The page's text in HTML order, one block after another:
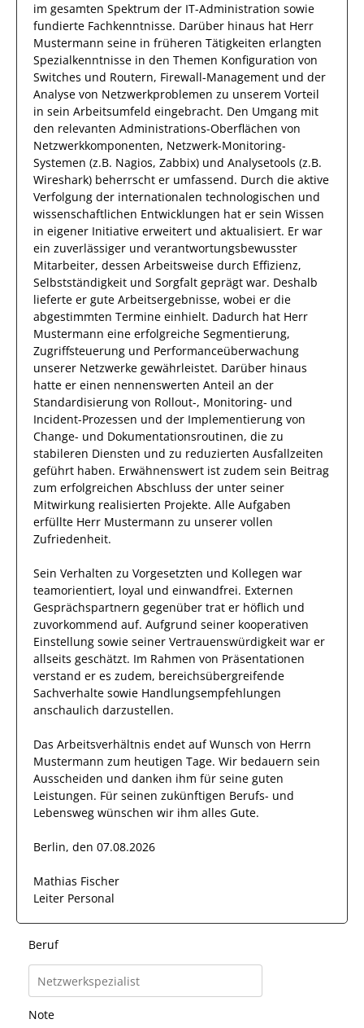
im gesamten Spektrum der IT-Administration sowie
fundierte Fachkenntnisse. Darüber hinaus hat Herr
Mustermann seine in früheren Tätigkeiten erlangten
Spezialkenntnisse in den Themen Konfiguration von
Switches und Routern, Firewall-Management und der
Analyse von Netzwerkproblemen zu unserem Vorteil
in sein Arbeitsumfeld eingebracht. Den Umgang mit
den relevanten Administrations-Oberflächen von
Netzwerkkomponenten, Netzwerk-Monitoring-
Systemen (z.B. Nagios, Zabbix) und Analysetools (z.B.
Wireshark) beherrscht er umfassend. Durch die aktive
Verfolgung der internationalen technologischen und
wissenschaftlichen Entwicklungen hat er sein Wissen
in eigener Initiative erweitert und aktualisiert. Er war
ein zuverlässiger und verantwortungsbewusster
Mitarbeiter, dessen Arbeitsweise durch Effizienz,
Selbstständigkeit und Sorgfalt geprägt war. Deshalb
lieferte er gute Arbeitsergebnisse, wobei er die
abgestimmten Termine einhielt. Dadurch hat Herr
Mustermann eine erfolgreiche Segmentierung,
Zugriffsteuerung und Performanceüberwachung
unserer Netzwerke gewährleistet. Darüber hinaus
hatte er einen nennenswerten Anteil an der
Standardisierung von Rollout-, Monitoring- und
Incident-Prozessen und der Implementierung von
Change- und Dokumentationsroutinen, die zu
stabileren Diensten und zu reduzierten Ausfallzeiten
geführt haben. Erwähnenswert ist zudem sein Beitrag
zum erfolgreichen Abschluss der unter seiner
Mitwirkung realisierten Projekte. Alle Aufgaben
erfüllte Herr Mustermann zu unserer vollen
Zufriedenheit.
Sein Verhalten zu Vorgesetzten und Kollegen war
teamorientiert, loyal und einwandfrei. Externen
Gesprächspartnern gegenüber trat er höflich und
zuvorkommend auf. Aufgrund seiner kooperativen
Einstellung sowie seiner Vertrauenswürdigkeit war er
allseits geschätzt. Im Rahmen von Präsentationen
verstand er es zudem, bereichsübergreifende
Sachverhalte sowie Handlungsempfehlungen
anschaulich darzustellen.
Das Arbeitsverhältnis endet auf Wunsch von Herrn
Mustermann zum heutigen Tage. Wir bedauern sein
Ausscheiden und danken ihm für seine guten
Leistungen. Für seinen zukünftigen Berufs- und
Lebensweg wünschen wir ihm alles Gute.
Berlin, den 07.08.2026
Mathias Fischer
Leiter Personal
Beruf
Note